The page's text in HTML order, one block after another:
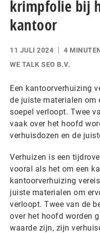
krimpfolie bij
kantoor
11 JULI 2024 4
WE TALK SEO B.V.
Een kantoorverhuizing
de juiste materialen om
soepel verloopt. Twee
vaak over het hoofd
verhuisdozen en de
Verhuizen is een
vooral als het om een
kantoorverhuizing
juiste materialen om
verloopt. Twee van de
over het hoofd worden
waarde zijn, zijn